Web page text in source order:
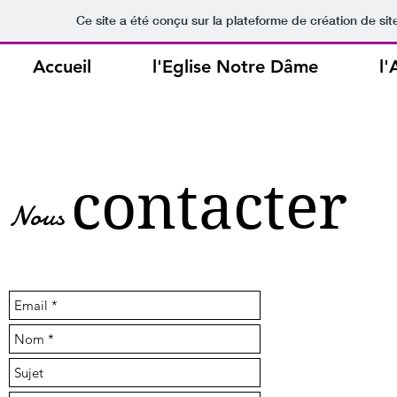
Ce site a été conçu sur la plateforme de création de
Accueil l'Eglise Notre Dâme
Nous contacter